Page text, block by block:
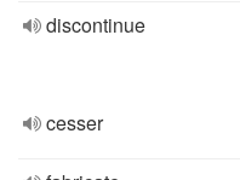
discontinue
cesser